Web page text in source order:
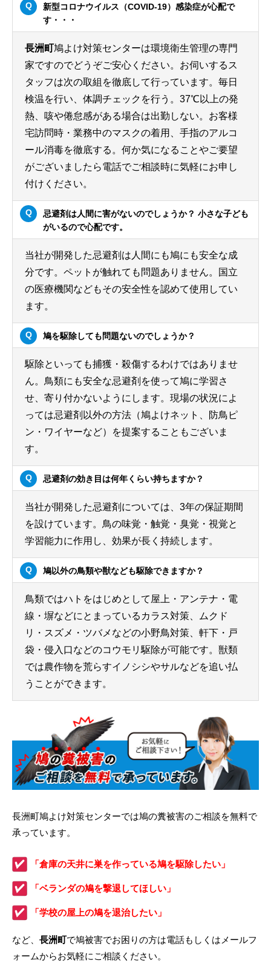
新型コロナウイルス（COVID-19）感染症が心配で
す・・・
長洲町鳩よけ対策センターは環境衛生管理の専門
家ですのでどうぞご安心ください。お伺いするス
タッフは次の取組を徹底して行っています。毎日
検温を行い、体調チェックを行う。37℃以上の発
熱、咳や倦怠感がある場合は出勤しない。お客様
宅訪問時・業務中のマスクの着用、手指のアルコ
ール消毒を徹底する。何か気になることやご要望
がございましたら電話でご相談時に気軽にお申し
付けください。
忌避剤は人間に害がないのでしょうか？ 小さな子ども
がいるので心配です。
当社が開発した忌避剤は人間にも鳩にも安全な成
分です。ペットが触れても問題ありません。国立
の医療機関などもその安全性を認めて使用してい
ます。
鳩を駆除しても問題ないのでしょうか？
駆除といっても捕獲・殺傷するわけではありませ
ん。鳥類にも安全な忌避剤を使って鳩に学習さ
せ、寄り付かないようにします。現場の状況によ
っては忌避剤以外の方法（鳩よけネット、防鳥ピ
ン・ワイヤーなど）を提案することもございま
す。
忌避剤の効き目は何年くらい持ちますか？
当社が開発した忌避剤については、3年の保証期間
を設けています。鳥の味覚・触覚・臭覚・視覚と
学習能力に作用し、効果が長く持続します。
鳩以外の鳥類や獣なども駆除できますか？
鳥類ではハトをはじめとして屋上・アンテナ・電
線・塀などにとまっているカラス対策、ムクド
リ・スズメ・ツバメなどの小野鳥対策、軒下・戸
袋・侵入口などのコウモリ駆除が可能です。獣類
では農作物を荒らすイノシシやサルなどを追い払
うことができます。
長洲町鳩よけ対策センターでは鳩の糞被害のご相談を無料で
承っています。
「倉庫の天井に巣を作っている鳩を駆除したい」
「ベランダの鳩を撃退してほしい」
「学校の屋上の鳩を退治したい」
など、 長洲町で鳩被害でお困りの方は電話もしくはメールフ
ォームからお気軽にご相談ください。